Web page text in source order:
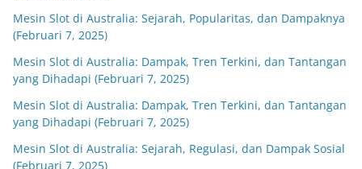
Mesin Slot di Australia: Sejarah, Popularitas, dan Dampaknya
(Februari 7, 2025)
Mesin Slot di Australia: Dampak, Tren Terkini, dan Tantangan
yang Dihadapi (Februari 7, 2025)
Mesin Slot di Australia: Dampak, Tren Terkini, dan Tantangan
yang Dihadapi (Februari 7, 2025)
Mesin Slot di Australia: Sejarah, Regulasi, dan Dampak Sosial
(Februari 7, 2025)